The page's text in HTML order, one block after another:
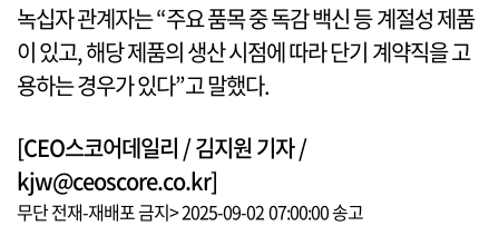
녹십자 관계자는 “주요 품목 중 독감 백신 등 계절성 제품
이 있고, 해당 제품의 생산 시점에 따라 단기 계약직을 고
용하는 경우가 있다”고 말했다.
[CEO스코어데일리 / 김지원 기자 /
kjw@ceoscore.co.kr]
무단 전재-재배포 금지> 2025-09-02 07:00:00 송고